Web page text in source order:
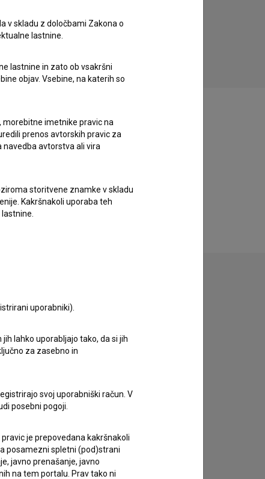
Ameba (2021)
drama, fantastični, znanstveni
v skladu z določbami Zakona o
lastnine.
lastnine in zato ob vsakršni
objav. Vsebine, na katerih so
morebitne imetnike pravic na
prenos avtorskih pravic za
navedba avtorstva ali vira
storitvene znamke v skladu
Kakršnakoli uporaba teh
uporabniki).
lahko uporabljajo tako, da si jih
za zasebno in
svoj uporabniški račun. V
posebni pogoji.
je prepovedana kakršnakoli
posamezni spletni (pod)strani
javno prenašanje, javno
na tem portalu. Prav tako ni